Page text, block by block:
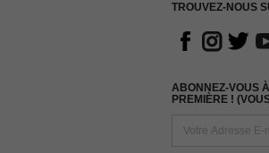
TROUVEZ-NOUS
ABONNEZ-VOUS
PREMIÈRE !